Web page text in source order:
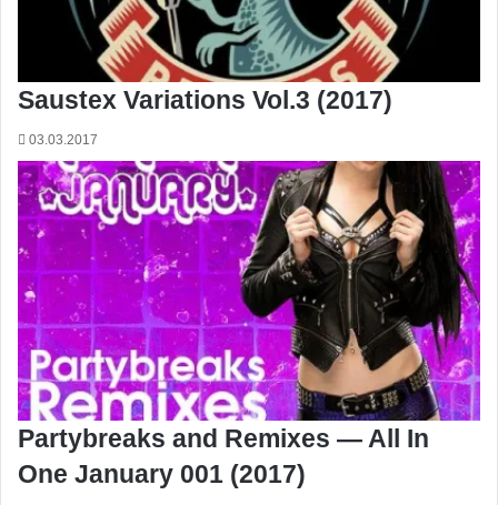
Saustex Variations Vol.3 (2017)
03.03.2017
Partybreaks and Remixes — All In
One January 001 (2017)